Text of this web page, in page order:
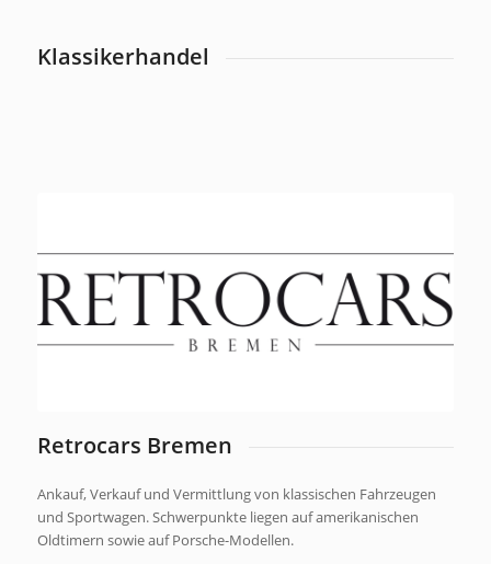
Klassikerhandel
Retrocars Bremen
Ankauf, Verkauf und Vermittlung von klassischen Fahrzeugen
und Sportwagen. Schwerpunkte liegen auf amerikanischen
Oldtimern sowie auf Porsche-Modellen.